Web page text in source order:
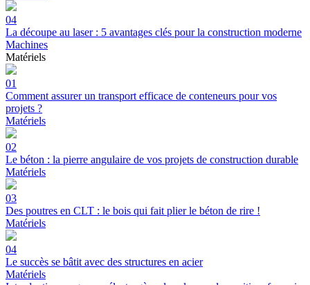
04
La découpe au laser : 5 avantages clés pour la construction moderne
Machines
Matériels
01
Comment assurer un transport efficace de conteneurs pour vos
projets ?
Matériels
02
Le béton : la pierre angulaire de vos projets de construction durable
Matériels
03
Des poutres en CLT : le bois qui fait plier le béton de rire !
Matériels
04
Le succès se bâtit avec des structures en acier
Matériels